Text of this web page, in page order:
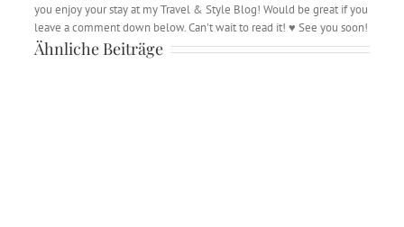
you enjoy your stay at my Travel & Style Blog! Would be great if you
leave a comment down below. Can't wait to read it! ♥ See you soon!
Ähnliche Beiträge